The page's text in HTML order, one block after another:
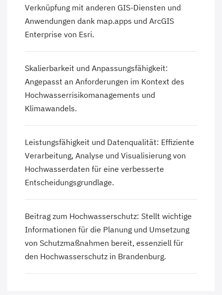
Verknüpfung mit anderen GIS-Diensten und
Anwendungen dank map.apps und ArcGIS
Enterprise von Esri.
Skalierbarkeit und Anpassungsfähigkeit:
Angepasst an Anforderungen im Kontext des
Hochwasserrisikomanagements und
Klimawandels.
Leistungsfähigkeit und Datenqualität: Effiziente
Verarbeitung, Analyse und Visualisierung von
Hochwasserdaten für eine verbesserte
Entscheidungsgrundlage.
Beitrag zum Hochwasserschutz: Stellt wichtige
Informationen für die Planung und Umsetzung
von Schutzmaßnahmen bereit, essenziell für
den Hochwasserschutz in Brandenburg.